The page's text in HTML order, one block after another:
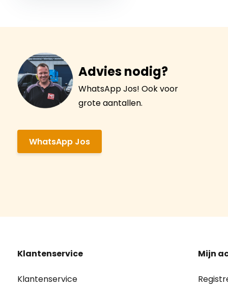
Advies nodig?
WhatsApp Jos! Ook voor
grote aantallen.
WhatsApp Jos
Klantenservice
Klantenservice
Mijn